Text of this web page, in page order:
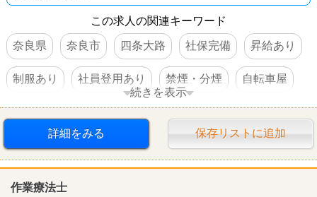
この求人の関連キーワード
奈良県
奈良市 四条大路 社保完備 昇給あり
制服あり 社員登用あり 禁煙・分煙 自転車屋
サイクルベースあさひ
続きを表示
詳細をみる 保存リストに追加
作業療法士